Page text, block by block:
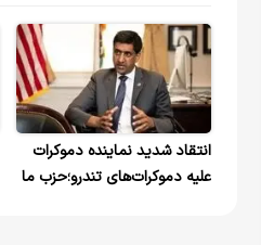
انتقاد شدید نماینده دموکرات
علیه دموکرات‌های تندرو؛حزب ما